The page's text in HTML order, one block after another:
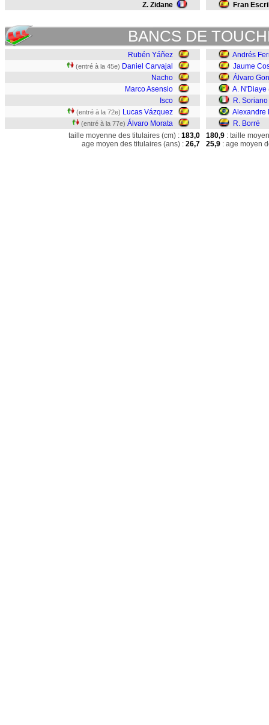
Z. Zidane Fran
BANCS DE
Rubén Yáñez
(entré à la 45e) Daniel Carvajal
Nacho
Marco Asensio
Isco
(entré à la 72e) Lucas Vázquez
(entré à la 77e) Álvaro Morata
Andrés
Jaume
Álvaro
A. N'Diaye
R. Soriano
Alexandre
R. Borré
taille moyenne des titulaires (cm) : 183,0
age moyen des titulaires (ans) : 26,7
180,9 : taille
25,9 : age moyen